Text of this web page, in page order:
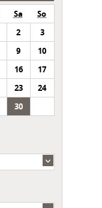
Sa
So
2
3
9
10
16
17
23
24
30